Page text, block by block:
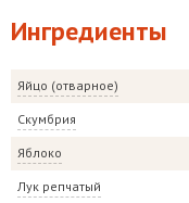
Ингредиенты
Яйцо (отварное)
Скумбрия
Яблоко
Лук репчатый